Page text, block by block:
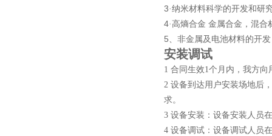
3·纳米材料科学的开发和研
4·高熵合金 金属合金，混合
5 、非金属及 电池材料的开发
安装调试
1 合同生效1个月内，我方
2 设备到达用户安装场地后
求。
3 设备安装：设备安装人员
4 设备调试：设备调试人员